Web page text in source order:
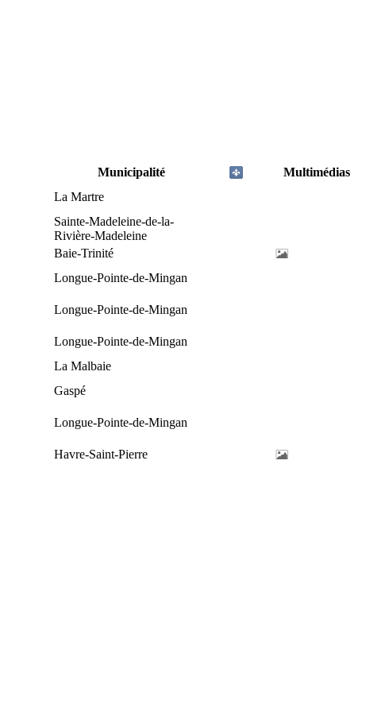
Municipalité
Multimédias
La Martre
Sainte-Madeleine-de-la-
Rivière-Madeleine
Baie-Trinité
Longue-Pointe-de-Mingan
Longue-Pointe-de-Mingan
Longue-Pointe-de-Mingan
La Malbaie
Gaspé
Longue-Pointe-de-Mingan
Havre-Saint-Pierre